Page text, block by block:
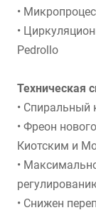
•
•
Pedrollo
Техническая
• Спиральный
• Фреон
Киотским и
•
• Снижен